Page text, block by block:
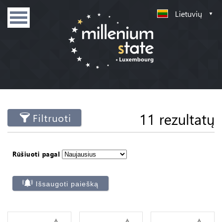
Lietuvių
Filtruoti 11 rezultatų
Rūšiuoti pagal
Išsaugoti paiešką